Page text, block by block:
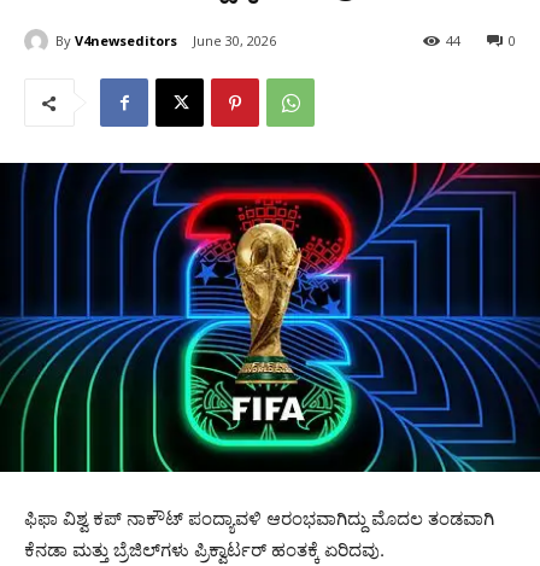
By V4newseditors June 30, 2026 0
44
ಫಿಫಾ ವಿಶ್ವ ಕಪ್ ನಾಕೌಟ್ ಪಂದ್ಯಾವಳಿ ಆರಂಭವಾಗಿದ್ದು ಮೊದಲ ತಂಡವಾಗಿ
ಕೆನಡಾ ಮತ್ತು ಬ್ರೆಜಿಲ್‍ಗಳು ಪ್ರಿಕ್ವಾರ್ಟರ್ ಹಂತಕ್ಕೆ ಏರಿದವು.